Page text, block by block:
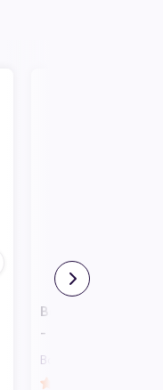
Booster Sel de
- Le Vapoteur
Boosters de nicotine